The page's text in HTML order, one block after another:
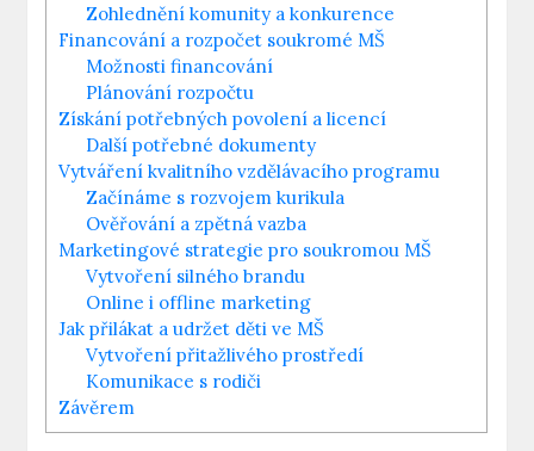
Zohlednění komunity a konkurence
Financování a rozpočet soukromé MŠ
Možnosti financování
Plánování rozpočtu
Získání potřebných povolení a licencí
Další potřebné dokumenty
Vytváření kvalitního vzdělávacího programu
Začínáme s rozvojem kurikula
Ověřování a zpětná vazba
Marketingové strategie pro soukromou MŠ
Vytvoření silného brandu
Online i offline marketing
Jak přilákat a udržet děti ve MŠ
Vytvoření přitažlivého prostředí
Komunikace s rodiči
Závěrem